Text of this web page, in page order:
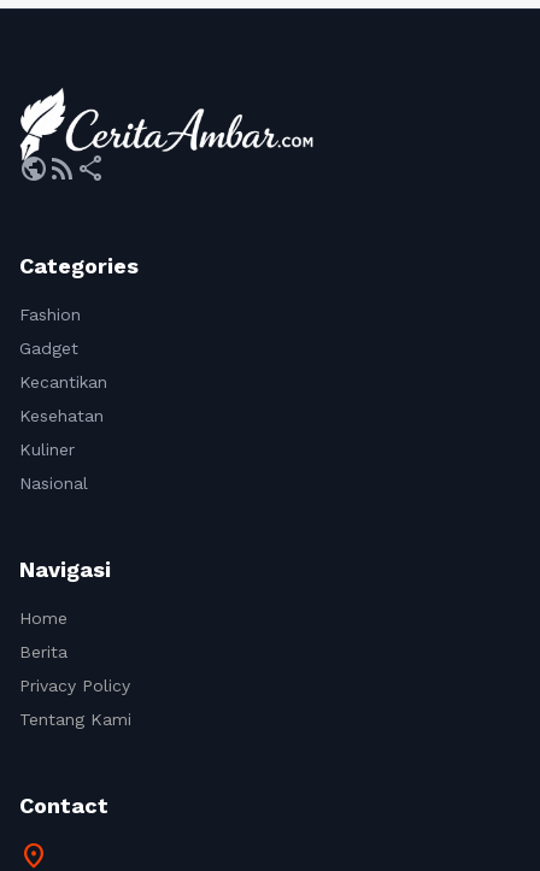
publicrss_feed share
Categories
Fashion
Gadget
Kecantikan
Kesehatan
Kuliner
Nasional
Navigasi
Home
Berita
Privacy Policy
Tentang Kami
Contact
location_on